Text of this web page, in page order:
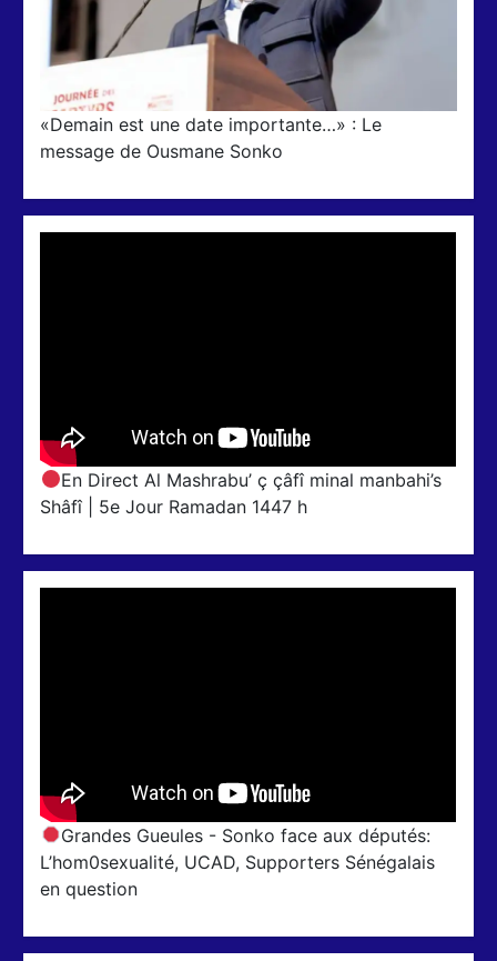
«Demain est une date importante…» : Le
message de Ousmane Sonko
En Direct Al Mashrabu’ ç çâfî minal manbahi’s
Shâfî | 5e Jour Ramadan 1447 h
Grandes Gueules - Sonko face aux députés:
L’hom0sexualité, UCAD, Supporters Sénégalais
en question